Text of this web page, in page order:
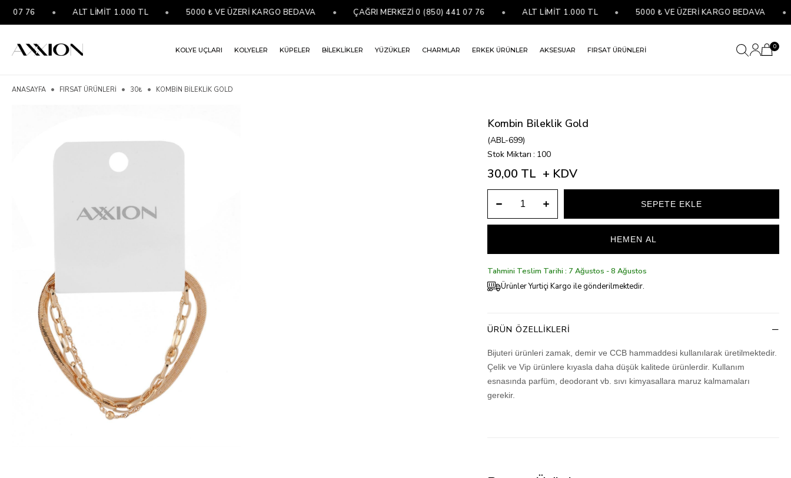
76 ALT LİMİT 1.000 TL 5000 ₺ VE ÜZERİ KARGO BEDAVA ÇAĞRI MERKEZİ 0 (850) 441 07 76 ALT LİMİT 1.000 TL 5000 ₺ VE ÜZERİ KARGO BEDAVA
KOLYE UÇLARI KOLYELER KÜPELER BİLEKLİKLER YÜZÜKLER CHARMLAR ERKEK ÜRÜNLER AKSESUAR FIRSAT ÜRÜNLERİ 0
ANASAYFA FIRSAT ÜRÜNLERİ 30₺ KOMBIN BILEKLIK GOLD
Kombin Bileklik Gold
(ABL-699)
Stok Miktarı : 100
30,00 TL + KDV
Tahmini Teslim Tarihi : 7 Ağustos - 8 Ağustos
Ürünler Yurtiçi Kargo ile gönderilmektedir.
ÜRÜN ÖZELLIKLERI
Bijuteri ürünleri zamak, demir ve CCB hammaddesi kullanılarak üretilmektedir.
Çelik ve Vip ürünlere kıyasla daha düşük kalitede ürünlerdir. Kullanım
esnasında parfüm, deodorant vb. sıvı kimyasallara maruz kalmamaları
gerekir.